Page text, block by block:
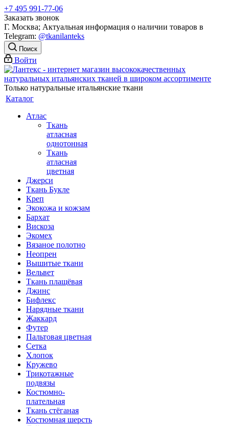
+7 495 991-77-06
Заказать звонок
Г. Москва; Актуальная информация о наличии товаров в
Telegram: @tkanilanteks
Поиск
Войти
Только натуральные итальянские ткани
Каталог
Атлас
Ткань
атласная
однотонная
Ткань
атласная
цветная
Джерси
Ткань Букле
Креп
Экокожа и кожзам
Бархат
Вискоза
Экомех
Вязаное полотно
Неопрен
Вышитые ткани
Вельвет
Ткань плащёвая
Джинс
Бифлекс
Нарядные ткани
Жаккард
Футер
Пальтовая цветная
Сетка
Хлопок
Кружево
Трикотажные
подвязы
Костюмно-
плательная
Ткань стёганая
Костюмная шерсть